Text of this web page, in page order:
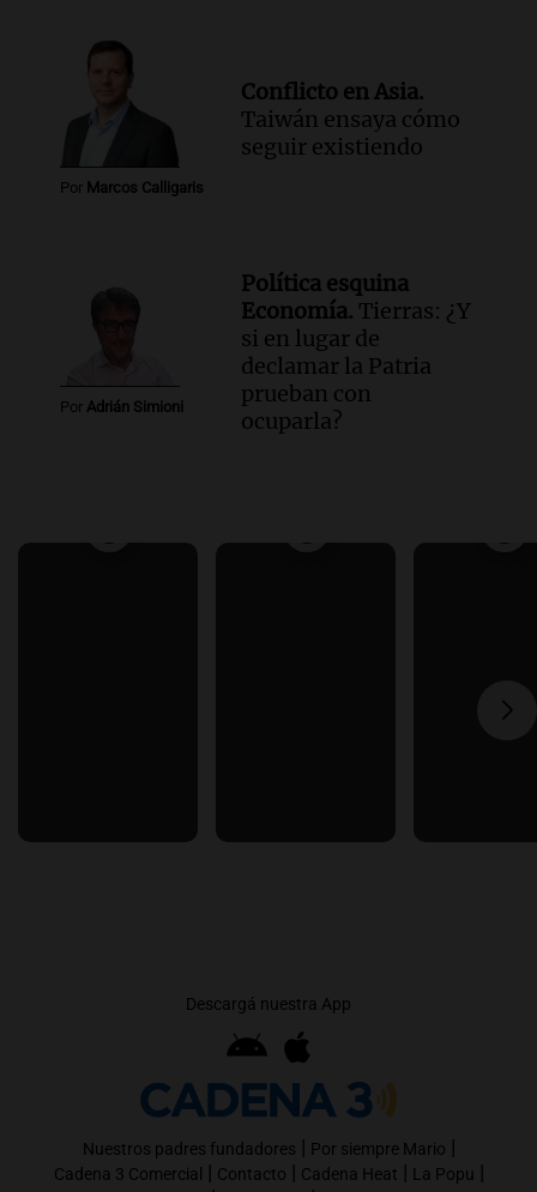
Por Marcos Calligaris
Conflicto en Asia.
Taiwán ensaya cómo
seguir existiendo
Por Adrián Simioni
Política esquina
Economía. Tierras: ¿Y
si en lugar de
declamar la Patria
prueban con
ocuparla?
Descargá nuestra App
Nuestros padres fundadores | Por siempre Mario |
Cadena 3 Comercial | Contacto | Cadena Heat | La Popu |